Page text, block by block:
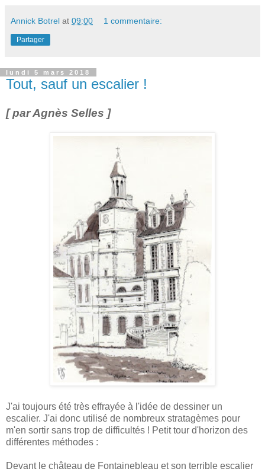
Annick Botrel at 09:00 1 commentaire:
Partager
lundi 5 mars 2018
Tout, sauf un escalier !
[ par Agnès Selles ]
J'ai toujours été très effrayée à l'idée de dessiner un
escalier. J'ai donc utilisé de nombreux stratagèmes pour
m'en sortir sans trop de difficultés ! Petit tour d'horizon des
différentes méthodes :
Devant le château de Fontainebleau et son terrible escalier